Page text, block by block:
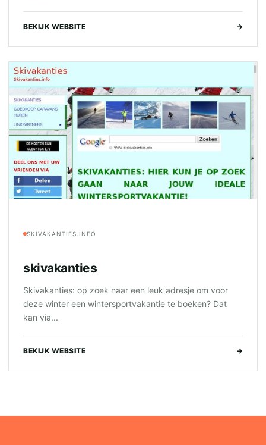
BEKIJK WEBSITE →
SKIVAKANTIES.INFO
skivakanties
Skivakanties: op zoek naar een leuk adresje om voor
deze winter een wintersportvakantie te boeken? Dat
kan via...
BEKIJK WEBSITE →